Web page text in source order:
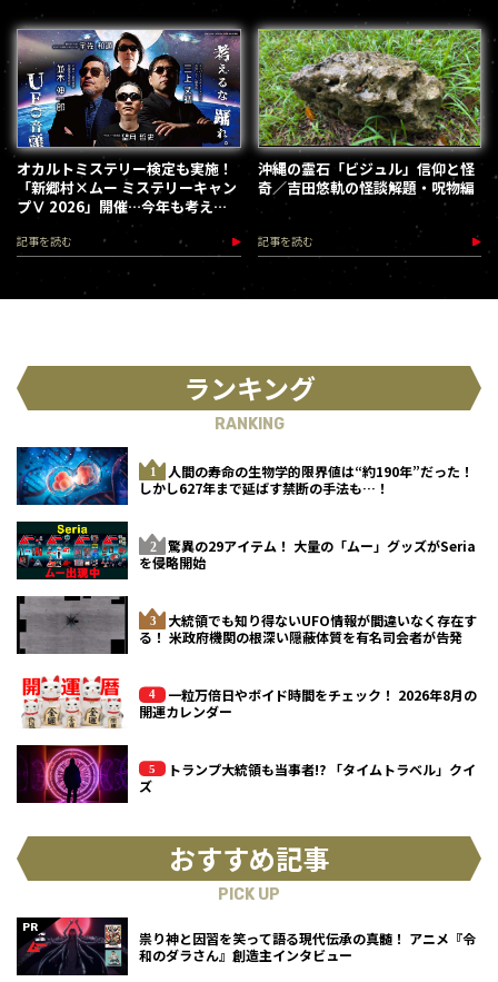
オカルトミステリー検定も実施！
「新郷村×ムー ミステリーキャン
プⅤ 2026」開催…今年も考える
な、踊れ！（2026.9.12）
記事を読む
沖縄の霊石「ビジュル」信仰と怪
奇／吉田悠軌の怪談解題・呪物編
記事を読む
ランキング
RANKING
人間の寿命の生物学的限界値は“約190年”だった！
しかし627年まで延ばす禁断の手法も…！
驚異の29アイテム！ 大量の「ムー」グッズがSeria
を侵略開始
大統領でも知り得ないUFO情報が間違いなく存在す
る！ 米政府機関の根深い隠蔽体質を有名司会者が告発
一粒万倍日やボイド時間をチェック！ 2026年8月の
開運カレンダー
トランプ大統領も当事者!? 「タイムトラベル」クイ
ズ
おすすめ記事
PICK UP
祟り神と因習を笑って語る現代伝承の真髄！ アニメ『令
和のダラさん』創造主インタビュー